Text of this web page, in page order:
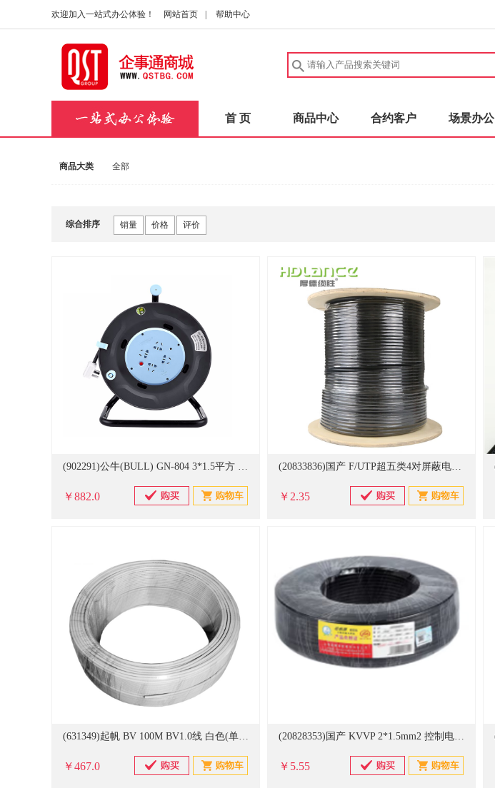
欢迎加入一站式办公体验！ 网站首页 帮助中心
首 页 商品中心 合约客户 场景办公
商品大类 全部
综合排序 销量 价格 评价
(902291)公牛(BULL) GN-804 3*1.5平方 50m 电缆盘 黑蓝色(单位：个)
￥882.0
(20833836)国产 F/UTP超五类4对屏蔽电缆D145-G HSYVP-5e 4*2*0.52 网线(单位：米)
￥2.35
(631349)起帆 BV 100M BV1.0线 白色(单位：卷)
￥467.0
(20828353)国产 KVVP 2*1.5mm2 控制电缆(单位：米)
￥5.55